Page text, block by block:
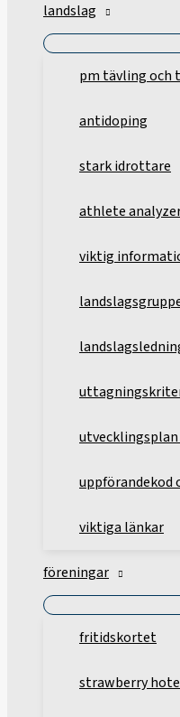
landslag
pm tävling och
antidoping
stark idrottare
athlete
viktig
utvecklingsplan
uppförandekod
viktiga länkar
föreningar
fritidskortet
strawberry